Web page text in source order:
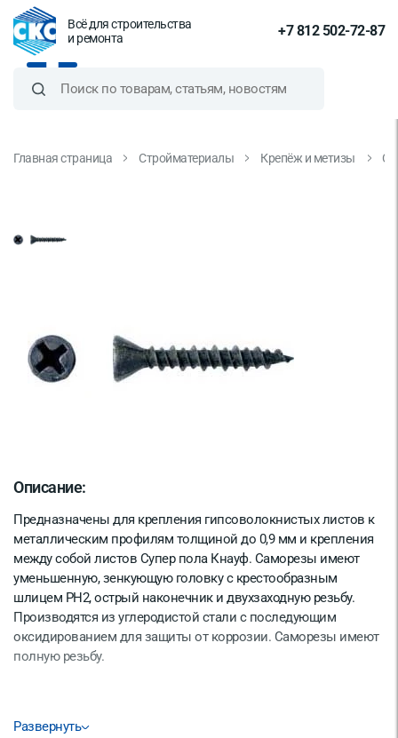
Всё для строительства
и ремонта
+7 812 502-72-87
Главная страница Стройматериалы Крепёж и метизы
Описание:
Предназначены для крепления гипсоволокнистых листов к
металлическим профилям толщиной до 0,9 мм и крепления
между собой листов Супер пола Кнауф. Саморезы имеют
уменьшенную, зенкующую головку с крестообразным
шлицем PН2, острый наконечник и двухзаходную резьбу.
Производятся из углеродистой стали с последующим
оксидированием для защиты от коррозии. Саморезы имеют
полную резьбу.
Развернуть